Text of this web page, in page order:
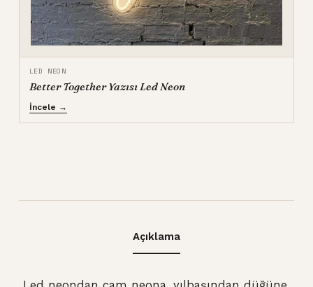
LED NEON
Better Together Yazısı Led Neon
İncele →
Açıklama